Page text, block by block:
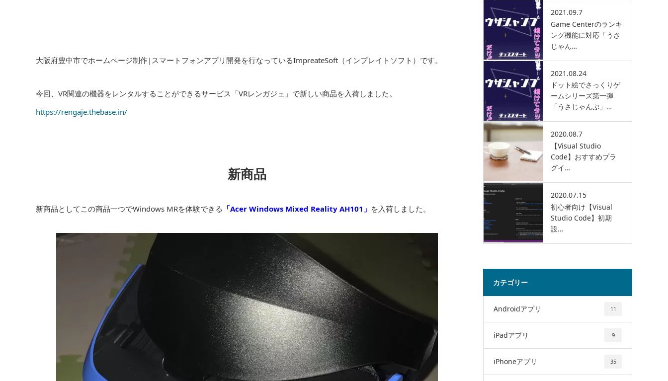
大阪府豊中市でホームページ制作|スマートフォンアプリ開発を行なっているImpreateSoft（インプレイトソフト）です。
今回、VR関連の機器をレンタルすることができるサービス「VRレンガジェ」で新しい商品を入荷しました。
https://rengaje.thebase.in/
新商品
新商品としてこの商品一つでWindows MRを体験できる 「Acer Windows Mixed Reality AH101」 を入荷しました。
2021.09.7
Game Centerのランキ
ング機能に対応「うさ
じゃん…
2021.08.24
ドット絵でさっくりゲ
ームシリーズ第一弾
「うさじゃんぷ」…
2020.08.7
【Visual Studio
Code】おすすめプラ
グイ…
2020.07.15
初心者向け【Visual
Studio Code】初期
設…
カテゴリー
Androidアプリ 11
iPadアプリ 9
iPhoneアプリ 35